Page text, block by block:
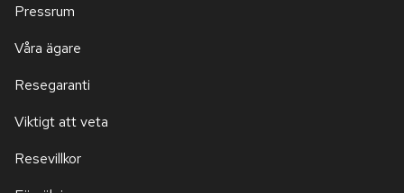
Pressrum
Våra ägare
Resegaranti
Viktigt att veta
Resevillkor